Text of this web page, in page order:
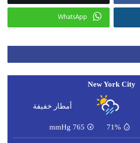
WhatsApp
New York City
أمطار خفيفة
71%
765
mmHg